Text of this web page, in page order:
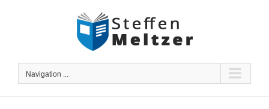
Navigation ...